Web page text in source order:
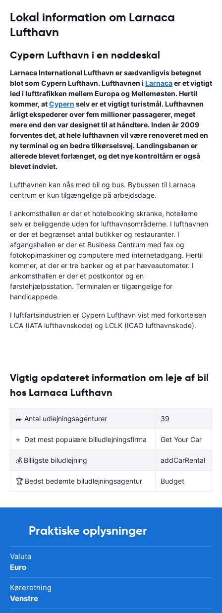
Lokal information om Larnaca
Lufthavn
Cypern Lufthavn i en nøddeskal
Larnaca International Lufthavn er sædvanligvis betegnet
blot som Cypern Lufthavn. Lufthavnen i Larnacaer et vigtigt
led i lufttrafikken mellem Europa og Mellemøsten. Hertil
kommer, atCypern selv er et vigtigt turistmål. Lufthavnen
årligt ekspederer over fem millioner passagerer, meget
mere end den var designet til at håndtere. Inden år 2009
forventes det, at hele lufthavnen vil være renoveret med en
ny terminal og en bedre tilkørselsvej. Landingsbanen er
allerede blevet forlænget, og det nye kontroltårn er også
blevet indviet.
Lufthavnen kan nås med bil og bus. Bybussen til Larnaca
centrum er kun tilgængelige på arbejdsdage.
I ankomsthallen er der et hotelbooking skranke, hotellerne
selv er beliggende uden for lufthavnsområderne. I lufthavnen
er der et begrænset antal butikker og restauranter. I
afgangshallen er der et Business Centrum med fax og
fotokopimaskiner og computere med internetadgang. Hertil
kommer, at der er tre banker og et par hæveautomater. I
ankomsthallen er der et postkontor og en
førstehjælpsstation. Terminalen er tilgængelige for
handicappede.
I luftfartsindustrien er Cypern Lufthavn vist med forkortelsen
LCA (IATA lufthavnskode) og LCLK (ICAO lufthavnskode).
Vigtig opdateret information om leje af bil
hos Larnaca Lufthavn
🚙 Antal udlejningsagenturer 39
⭐ Det mest populære billudlejningsfirma Get Your Car
💰 Billigste biludlejning addCarRental
🏆 Bedst bedømte biludlejningsagentur Budget
Praktiske oplysninger
Valuta
Euro
Køreretning
Venstre